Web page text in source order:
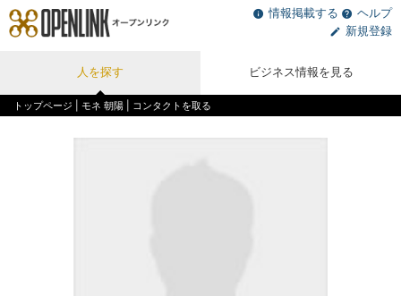
人を探す ビジネス情報を見る
情報掲載する
ヘルプ
新規登録
トップページ モネ 朝陽 | コンタクトを取る